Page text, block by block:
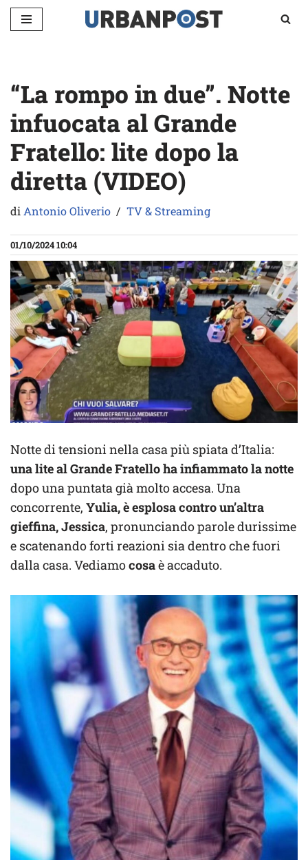
“La rompo in due”. Notte
infuocata al Grande
Fratello: lite dopo la
diretta (VIDEO)
diAntonio Oliverio TV & Streaming
01/10/2024 10:04
Notte di tensioni nella casa più spiata d’Italia:
una lite al Grande Fratello ha infiammato la notte
dopo una puntata già molto accesa. Una
concorrente, Yulia, è esplosa contro un’altra
gieffina, Jessica, pronunciando parole durissime
e scatenando forti reazioni sia dentro che fuori
dalla casa. Vediamocosaè accaduto.